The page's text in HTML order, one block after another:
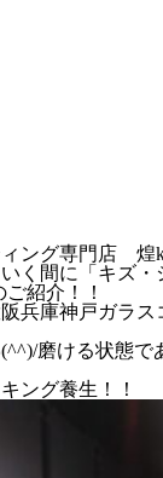
ング専門店 煌
く間に「キズ・
紹介！！
磨ける状態で
ング養生！！